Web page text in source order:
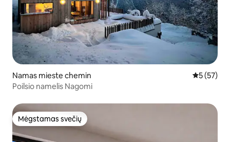
Namas mieste chemin Vidutinis
5 (57)
Poilsio namelis Nagomi
Mėgstamas svečių
Mėgstamas svečių